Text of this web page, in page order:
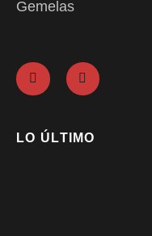
Gemelas
LO ÚLTIMO